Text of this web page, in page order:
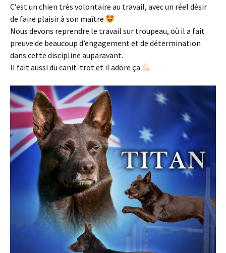
C’est un chien très volontaire au travail, avec un réel désir
de faire plaisir à son maître
Nous devons reprendre le travail sur troupeau, où il a fait
preuve de beaucoup d’engagement et de détermination
dans cette discipline auparavant.
Il fait aussi du canit-trot et il adore ça